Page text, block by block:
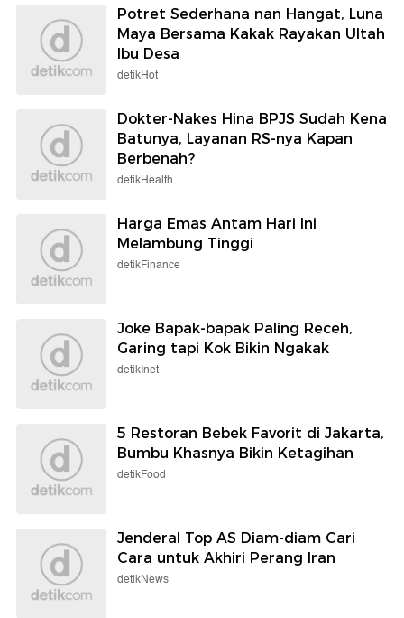
Potret Sederhana nan Hangat, Luna
Maya Bersama Kakak Rayakan Ultah
Ibu Desa
detikHot
Dokter-Nakes Hina BPJS Sudah Kena
Batunya, Layanan RS-nya Kapan
Berbenah?
detikHealth
Harga Emas Antam Hari Ini
Melambung Tinggi
detikFinance
Joke Bapak-bapak Paling Receh,
Garing tapi Kok Bikin Ngakak
detikInet
5 Restoran Bebek Favorit di Jakarta,
Bumbu Khasnya Bikin Ketagihan
detikFood
Jenderal Top AS Diam-diam Cari
Cara untuk Akhiri Perang Iran
detikNews